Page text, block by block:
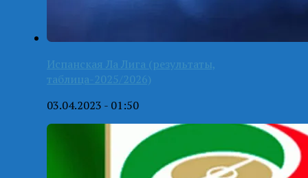
Испанская Ла Лига (результаты,
таблица-2025/2026)
03.04.2023 - 01:50